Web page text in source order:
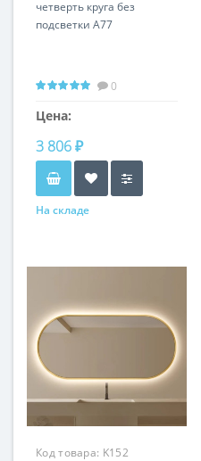
четверть круга без
подсветки А77
0
Цена:
3 806 ₽
На складе
Код товара: K152